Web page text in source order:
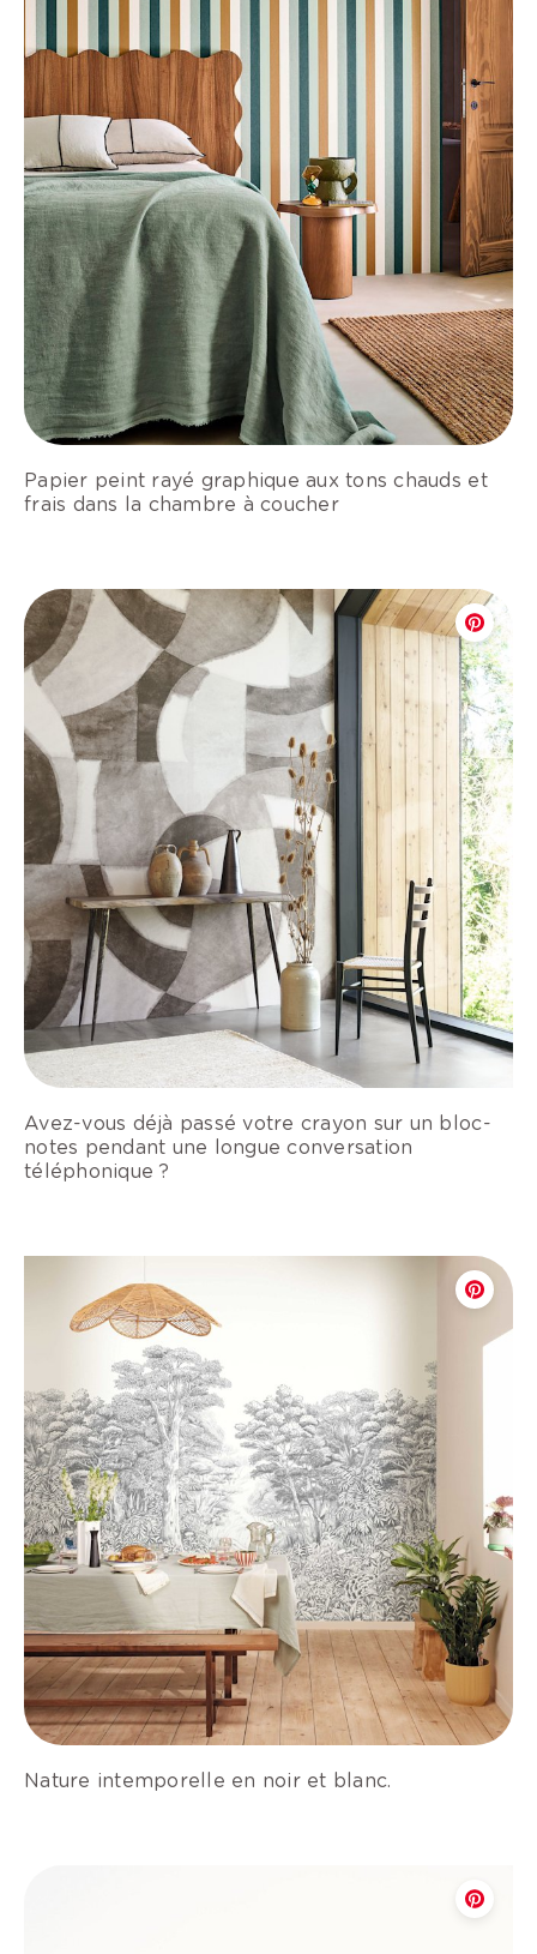
Papier peint rayé graphique aux tons chauds et
frais dans la chambre à coucher
Avez-vous déjà passé votre crayon sur un bloc-
notes pendant une longue conversation
téléphonique ?
Nature intemporelle en noir et blanc.